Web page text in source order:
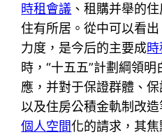
時租會議 、租購并舉的
住有所居。從中可以看
力度，是今后的主要成時
時，“十五五”計劃綱領
應，并對于保證群體、
以及住房公積金軌制改
個人空間化的請求，其